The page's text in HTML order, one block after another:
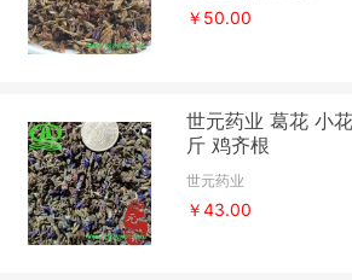
￥50.00
世元药业 葛花 小
斤 鸡齐根
世元药业
￥43.00